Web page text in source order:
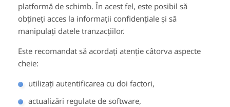
platformă de schimb. În acest fel, este posibil să
obțineți acces la informații confidențiale și să
manipulați datele tranzacțiilor.
Este recomandat să acordați atenție câtorva aspecte
cheie:
utilizați autentificarea cu doi factori,
actualizări regulate de software,